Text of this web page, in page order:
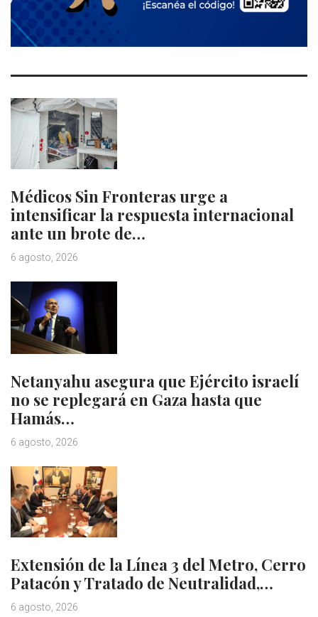
Médicos Sin Fronteras urge a
intensificar la respuesta internacional
ante un brote de…
6 agosto, 2026
Netanyahu asegura que Ejército israelí
no se replegará en Gaza hasta que
Hamás…
6 agosto, 2026
Extensión de la Línea 3 del Metro, Cerro
Patacón y Tratado de Neutralidad,…
6 agosto, 2026